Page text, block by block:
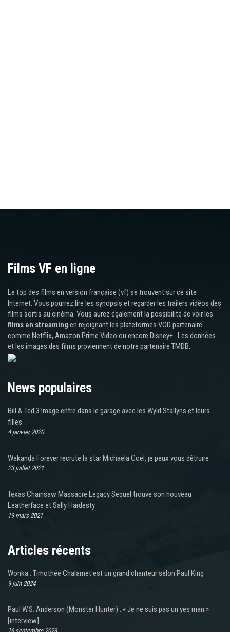
Films VF en ligne
Le top des films en version française (vf) se trouvent sur ce site
Internet. Vous pourrez lire les synopsis et regarder les trailers vidéos des
films sortis au cinéma. Vous aurez également la possibilité de voir les
films en streaming en rejoignant les plateformes VOD partenaire
comme Netflix, Amazon Prime Video ou encore Disney+ . Les données
et les images des films proviennent de notre partenaire TMDB.
News populaires
Bill & Ted 3 Image entre dans le garage avec les Wyld Stallyns et leurs
filles
4 janvier 2020
Wakanda Forever recrute la star Michaela Coel, je peux vous détruire
23 juillet 2021
Texas Chainsaw Massacre Legacy Sequel trouve son nouveau
Leatherface et Sally Hardesty
19 mars 2021
Articles récents
Wonka : Timothée Chalamet est un grand chanteur selon Paul King
9 juin 2024
Paul W.S. Anderson (Monster Hunter) : « Je ne suis pas un yes man »
[interview]